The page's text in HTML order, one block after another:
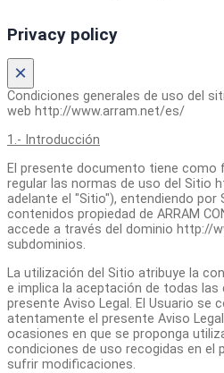
Privacy policy
×
Condiciones generales de uso del
web http://www.arram.net/es/
1.- Introducción
El presente documento tiene como
regular las normas de uso del Sitio
adelante el "Sitio"), entendiendo
contenidos propiedad de ARRAM
accede a través del dominio http://
subdominios.
La utilización del Sitio atribuye la
e implica la aceptación de todas las
presente Aviso Legal. El Usuario se
atentamente el presente Aviso
ocasiones en que se proponga
condiciones de uso recogidas en el
sufrir modificaciones.